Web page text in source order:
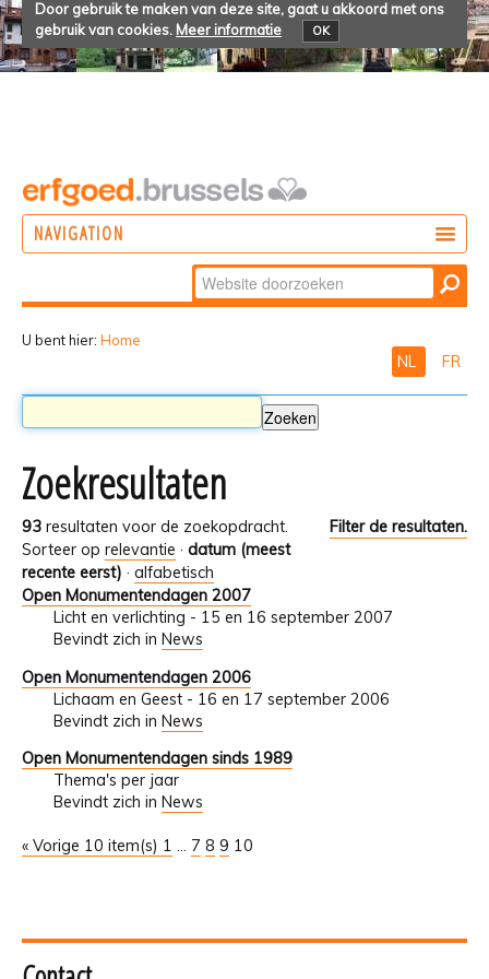
Door gebruik te maken van deze site, gaat u akkoord met ons
gebruik van cookies. Meer informatie OK
NAVIGATION
Zoek
Geavanceerd
U bent hier: Home
NL FR
Zoekresultaten
93 resultaten voor de zoekopdracht.
Filter de resultaten.
Sorteer op relevantie · datum (meest
recente eerst) · alfabetisch
Open Monumentendagen 2007
Licht en verlichting - 15 en 16 september 2007
Bevindt zich in News
Open Monumentendagen 2006
Lichaam en Geest - 16 en 17 september 2006
Bevindt zich in News
Open Monumentendagen sinds 1989
Thema's per jaar
Bevindt zich in News
« Vorige 10 item(s) 1 ... 7 8 9 10